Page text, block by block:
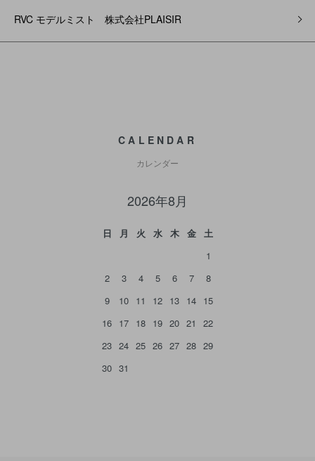
RVC モデルミスト 株式会社PLAISIR
CALENDAR
カレンダー
2026年8月
日 月 火 水 木 金
土
1
2
3 4 5 6 7
8
9
10 11 12 13 14 15
16 17 18 19 20 21
22
23 24 25 26 27 28 29
30 31